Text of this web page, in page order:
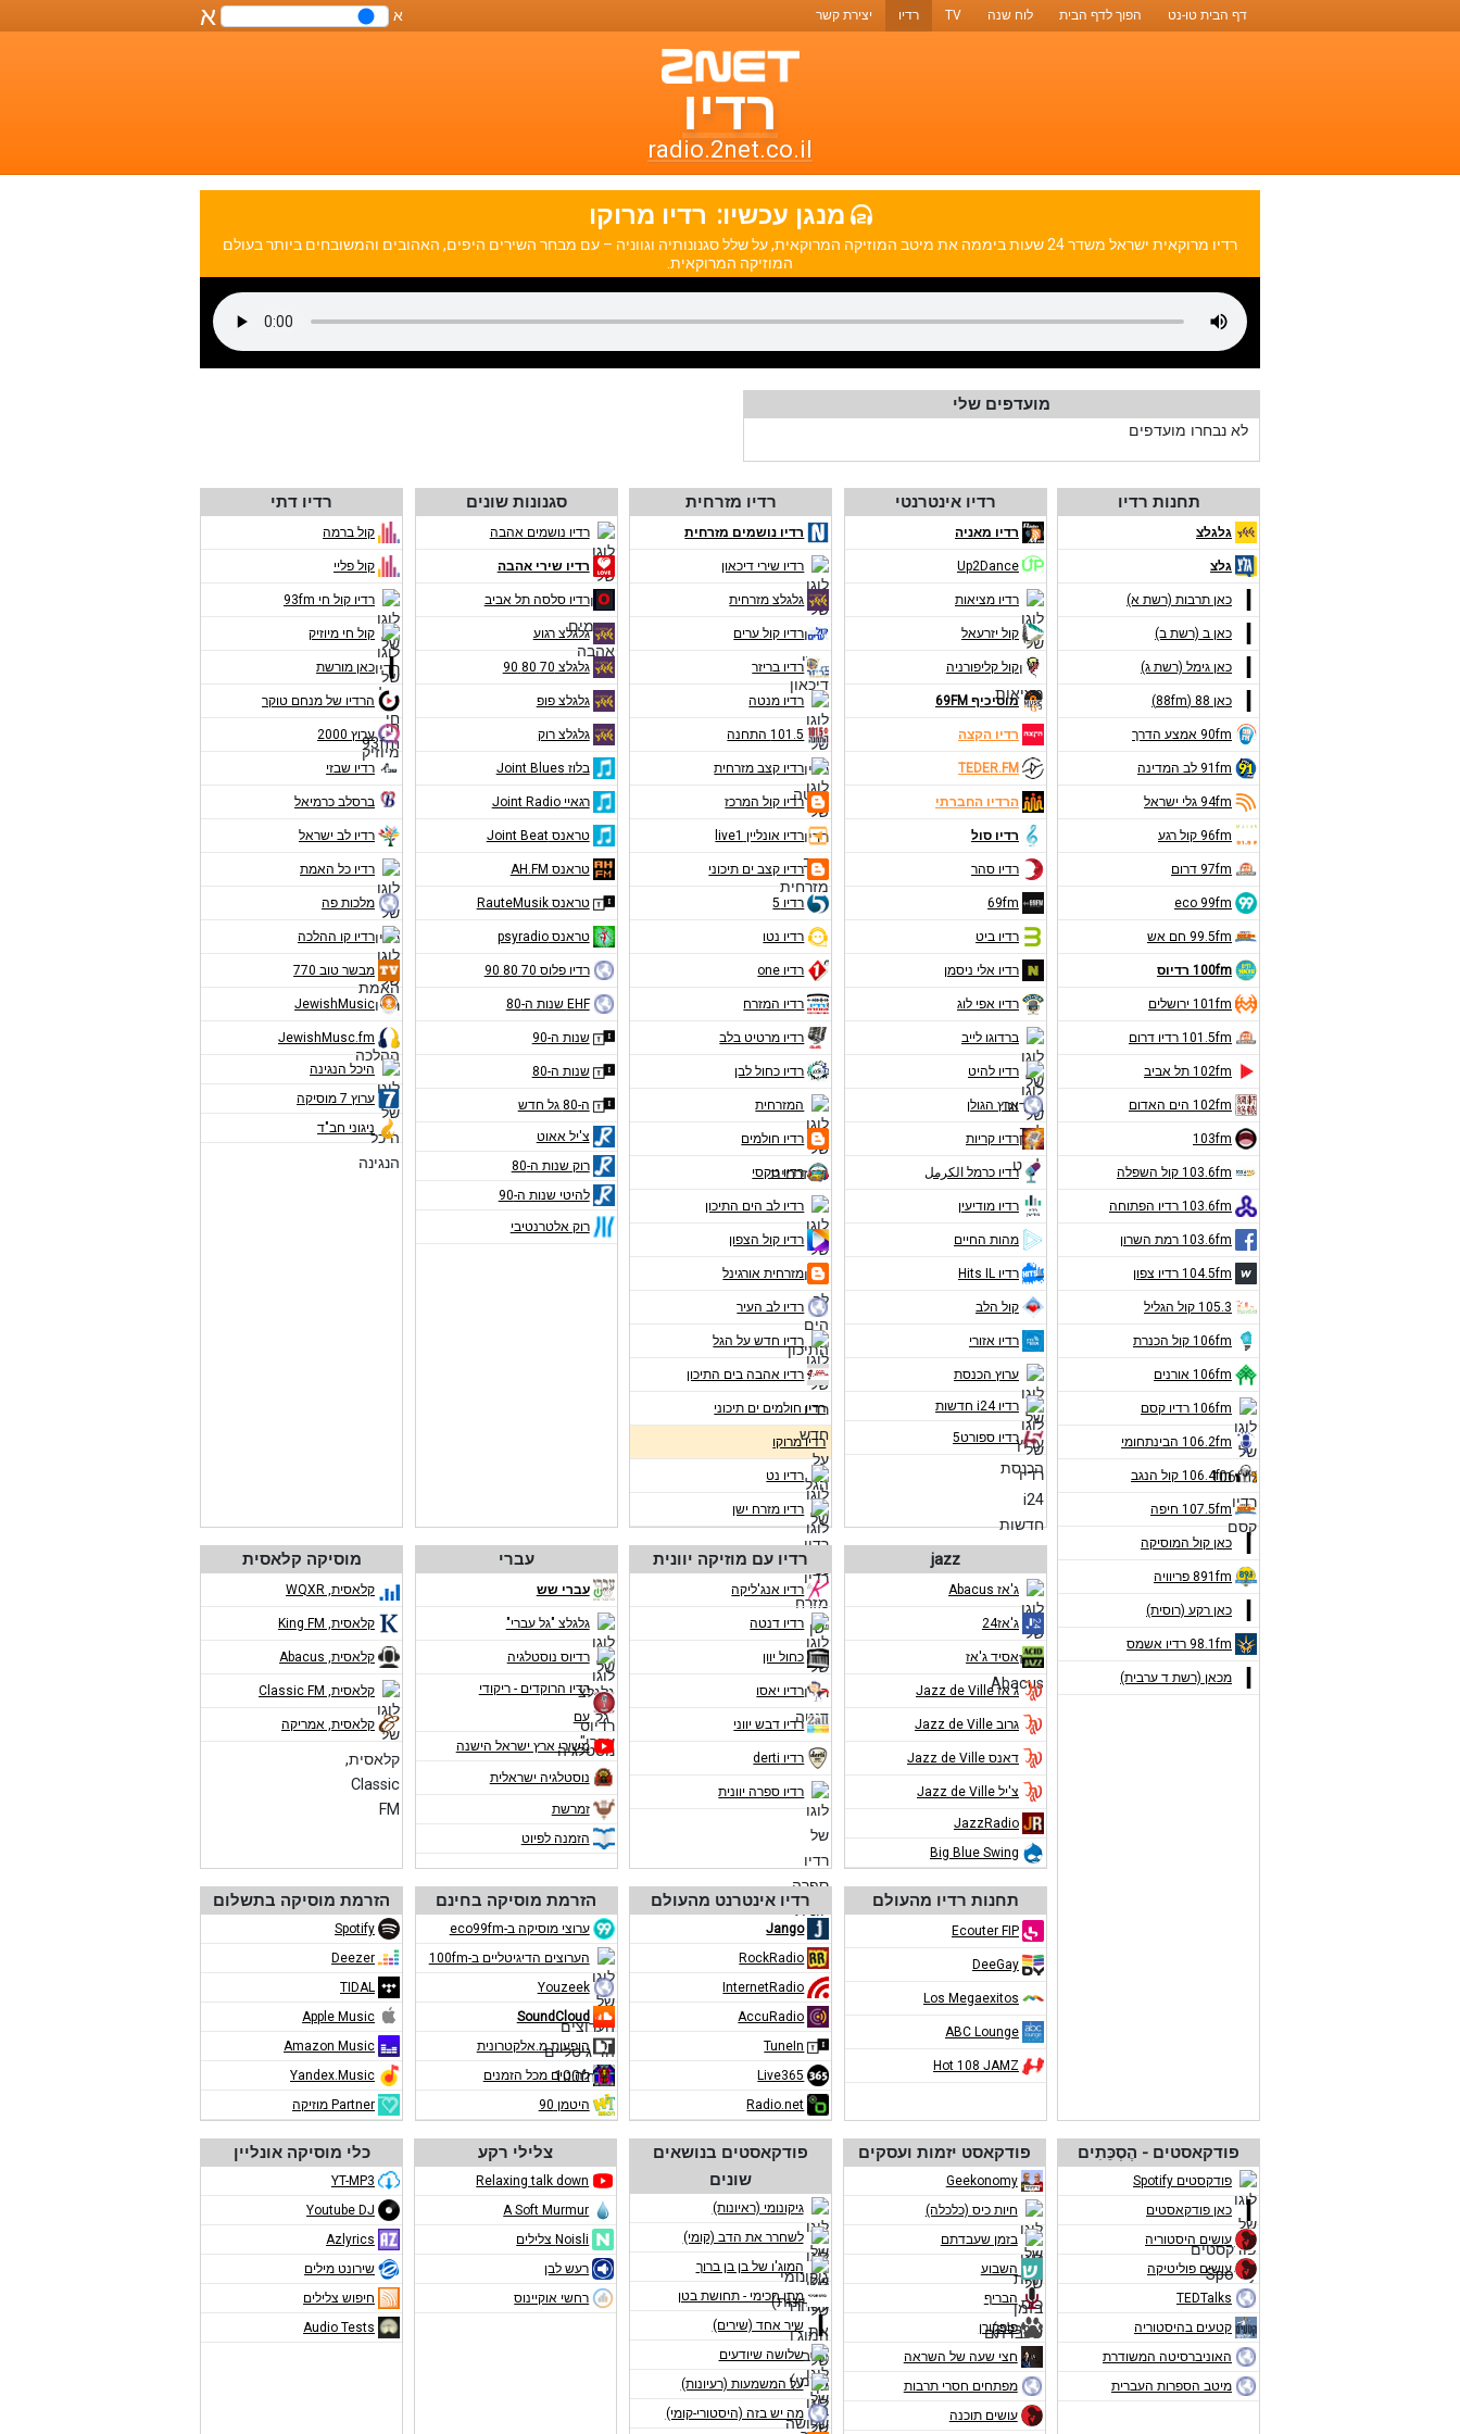
דף הבית טו-נט הפוך לדף הבית לוח שנה TV רדיו יצירת קשר
שליטה
א א
רדיו
טו-נט
רדיו
radio.2net.co.il
תחנות
רדיו
ואתרי
מוזיקה
מנגן עכשיו: רדיו מרוקו
רדיו מרוקאית ישראל משדר 24 שעות ביממה את מיטב המוזיקה המרוקאית, על שלל סגנונותיה וגווניה – עם מבחר השירים היפים, האהובים והמשובחים ביותר בעולם
המוזיקה המרוקאית.
מועדפים שלי
לא נבחרו מועדפים
תחנות רדיו
גלגלצ
גלצ
כאן תרבות (רשת א)
כאן ב (רשת ב)
כאן גימל (רשת ג)
כאן 88 (88fm)
90fm אמצע הדרך
91fm לב המדינה
94fm גלי ישראל
96fm קול רגע
97fm דרום
eco 99fm
99.5fm חם אש
100fm רדיוס
101fm ירושלים
101.5fm רדיו דרום
102fm תל אביב
102fm הים האדום
103fm
103.6fm קול השפלה
103.6fm רדיו הפתוחה
103.6fm רמת השרון
104.5fm רדיו צפון
105.3 קול הגליל
106fm קול הכנרת
106fm אורנים
106fm רדיו קסם
106.2fm הבינתחומי
106.4fm קול הנגב
107.5fm חיפה
כאן קול המוסיקה
891fm פריוויה
כאן רקע (רוסית)
98.1fm רדיו אשמס
מכאן (רשת ד ערבית)
רדיו אינטרנטי
רדיו מאניה
Up2Dance
רדיו מציאות
קול יזרעאל
קול קליפורניה
מוסיכיף 69FM
רדיו הקצה
TEDER.FM
הרדיו החברתי
רדיו סול
רדיו סהר
69fm
רדיו ביט
רדיו אלי ניסמן
רדיו אפי לוג
ברדוגו לייב
רדיו להיט
ארץ הגולן
רדיו קריות
רדיו כרמל الكرمل
רדיו מודיעין
מהות החיים
רדיו Hits IL
קול הלב
רדיו אזורי
ערוץ הכנסת
רדיו i24 חדשות
רדיו ספורט5
רדיו מזרחית
רדיו נושמים מזרחית
רדיו שירי דיכאון
גלגלצ מזרחית
רדיו קול ערים
רדיו בריזר
רדיו מנטה
101.5 התחנה
רדיו קצב מזרחית
רדיו קול המרכז
רדיו אונליין live1
רדיו קצב ים תיכוני
רדיו 5
רדיו נטו
רדיו one
רדיו המזרח
רדיו מרטיט בלב
רדיו כחול לבן
המזרחית
רדיו חולמים
רדיו טקסי
רדיו לב הים התיכון
רדיו קול הצפון
מזרחית אורגינל
רדיו לב העיר
רדיו חדש על הגל
רדיו אהבה בים התיכון
רדיו חולמים ים תיכוני
רדיו מרוקו
רדיו נט
רדיו מזרח ישן
סגנונות שונים
רדיו נושמים אהבה
רדיו שירי אהבה
רדיו סלסה תל אביב
גלגלצ רגוע
גלגלצ 70 80 90
גלגלצ פופ
גלגלצ רוק
בלוז Joint Blues
רגאיי Joint Radio
טראנס Joint Beat
טראנס AH.FM
טראנס RauteMusik
טראנס psyradio
רדיו פלוס 70 80 90
EHF שנות ה-80
שנות ה-90
שנות ה-80
ה-80 גל חדש
צ'יל אאוט
רוק שנות ה-80
להיטי שנות ה-90
רוק אלטרנטיבי
רדיו דתי
קול ברמה
קול פליי
רדיו קול חי 93fm
קול חי מיוזיק
כאן מורשת
הרדיו של מנחם טוקר
ערוץ 2000
רדיו שבזי
ברסלב כרמיאל
רדיו לב ישראל
רדיו כל האמת
מלכות פה
רדיו קו ההלכה
מבשר טוב 770
JewishMusic
JewishMusc.fm
היכל הנגינה
ערוץ 7 מוסיקה
ניגוני חב"ד
jazz
ג'אז Abacus
ג'אז24
אסיד ג'אז
ג'אז Jazz de Ville
גרוב Jazz de Ville
דאנס Jazz de Ville
צ'יל Jazz de Ville
JazzRadio
Big Blue Swing
רדיו עם מוזיקה יוונית
רדיו אנג'ליקה
רדיו דנטה
כחול יוון
רדיו יאסו
רדיו דבש יווני
רדיו derti
רדיו ספרה יוונית
עברי
עברי שש
גלגלצ "גל עברי"
רדיוס נוסטלגיה
רדיו הרוקדים - ריקודי
עם
משירי ארץ ישראל הישנה
נוסטלגיה ישראלית
זמרשת
הזמנה לפיוט
מוסיקה קלאסית
קלאסית, WQXR
קלאסית, King FM
קלאסית, Abacus
קלאסית, Classic FM
קלאסית, אמריקה
תחנות רדיו מהעולם
Ecouter FIP
DeeGay
Los Megaexitos
ABC Lounge
Hot 108 JAMZ
רדיו אינטרנט מהעולם
Jango
RockRadio
InternetRadio
AccuRadio
TuneIn
Live365
Radio.net
הזרמת מוסיקה בחינם
ערוצי מוסיקה ב-eco99fm
הערוצים הדיגיטליים ב-100fm
Youzeek
SoundCloud
הופעות מ.אלקטרונית
להיטים מכל הזמנים
היטמן 90
הזרמת מוסיקה בתשלום
Spotify
Deezer
TIDAL
Apple Music
Amazon Music
Yandex.Music
Partner מוזיקה
פודקאסטים - הֶסְכֵּתִים
פודקסטים Spotify
כאן פודקאסטים
עושים היסטוריה
עושים פוליטיקה
TEDTalks
קטעים בהיסטוריה
האוניברסיטה המשודרת
מיטב הספרות העברית
פודקאסט יזמות ועסקים
Geekonomy
חיות כיס (כלכלה)
בזמן שעבדתם
השבוע
הבריף
פופקורן
חצי שעה של השראה
מפתחים חסרי תרבות
עושים תוכנה
פודקאסטים בנושאים
שונים
גיקונומי (ראיונות)
לשחרר את הדב (קומי)
המוג'ו של בן בן ברוך
מתן חכימי - תחושת בטן
שיר אחד (שירים)
שלושה שיודעים
על המשמעות (רעיונות)
מה יש בזה (היסטורי-קומי)
צלילי רקע
Relaxing talk down
A Soft Murmur
Noisli צלילים
רעש לבן
רחשי אוקיינוס
כלי מוסיקה אונליין
YT-MP3
Youtube DJ
Azlyrics
שירונט מילים
חיפוש צלילים
Audio Tests